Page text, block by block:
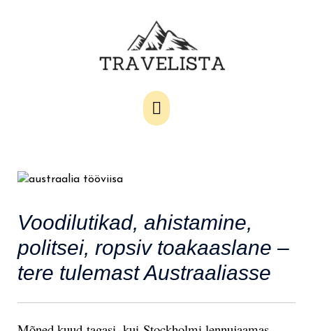
Main
Voodilutikad, ahistamine,
politsei, ropsiv toakaaslane –
tere tulemast Austraaliasse